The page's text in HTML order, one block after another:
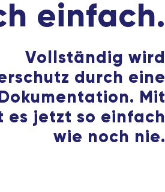
einfach.
Vollständig wird
durch eine
Mit
es jetzt so einfach
wie noch nie.